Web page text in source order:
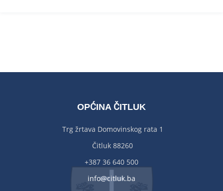
OPĆINA ČITLUK
Trg žrtava Domovinskog rata 1
Čitluk 88260
+387 36 640 500
info@citluk.ba